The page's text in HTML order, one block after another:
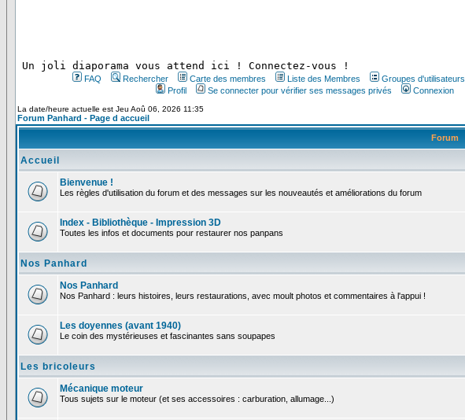
Un joli diaporama vous attend ici ! Connectez-vous !
FAQ Rechercher Carte des membres Liste des Membres Groupes d'utilisateurs
Profil
Se connecter pour vérifier ses messages privés Connexion
La date/heure actuelle est Jeu Aoû 06, 2026 11:35
Forum Panhard - Page d accueil
Forum
Accueil
Bienvenue !
Les règles d'utilisation du forum et des messages sur les nouveautés et améliorations du forum
Index - Bibliothèque - Impression 3D
Toutes les infos et documents pour restaurer nos panpans
Nos Panhard
Nos Panhard
Nos Panhard : leurs histoires, leurs restaurations, avec moult photos et commentaires à l'appui !
Les doyennes (avant 1940)
Le coin des mystérieuses et fascinantes sans soupapes
Les bricoleurs
Mécanique moteur
Tous sujets sur le moteur (et ses accessoires : carburation, allumage...)